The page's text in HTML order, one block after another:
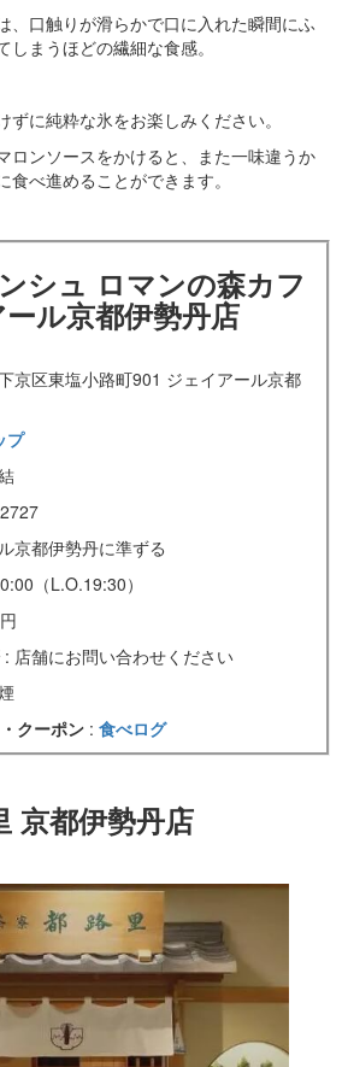
、口触りが滑らかで口に入れた瞬間にふ
まうほどの繊細な食感。
ずに純粋な氷をお楽しみください。
ロンソースをかけると、また一味違うか
べ進めることができます。
シュ ロマンの森カフ
ル京都伊勢丹店
京区東塩小路町901 ジェイアール京都
プ
京都伊勢丹に準ずる
（L.O.19:30）
: 店舗にお問い合わせください
クーポン : 食べログ
京都伊勢丹店